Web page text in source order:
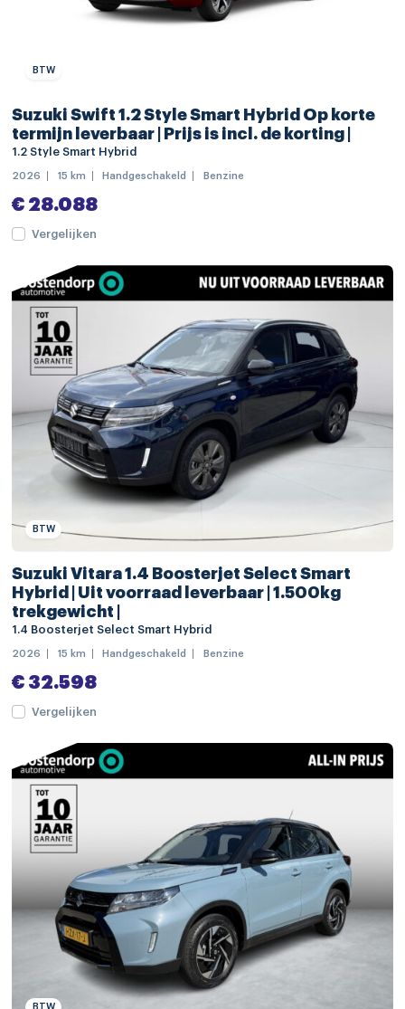
dakrails
extra getint glas
keyless entry
LED achterlichten
LED dagrijverlichting
mistlampen voor
Apple Carplay/Android Auto
navigatiesysteem full map
audio installatie premium
Bluetooth telefoonvoorbereiding
connected services
DAB ontvanger
multimedia-voorbereiding
electronic climate controle
kunstlederen interieurdelen
voorstoelen verwarmd
achterbank in delen neerklapbaar
achterbank verstelbaar
armsteun achter
armsteun voor
bagagedek
bestuurdersstoel in hoogte verstelbaar
chroom delen interieur
elektrische ramen achter
elektrische ramen voor
keyless start
BTW
Suzuki Swift 1.2 Style Smart Hybrid Op korte
termijn leverbaar | Prijs is incl. de korting |
1.2 Style Smart Hybrid
2026 15 km Handgeschakeld Benzine
€ 28.088
Vergelijken
BTW
Suzuki Vitara 1.4 Boosterjet Select Smart
Hybrid | Uit voorraad leverbaar | 1.500kg
trekgewicht |
1.4 Boosterjet Select Smart Hybrid
2026 15 km Handgeschakeld Benzine
€ 32.598
Vergelijken
BTW